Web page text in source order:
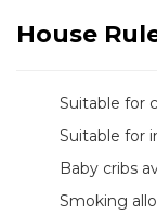
House
Suitable for
Suitable for
Baby cribs
Smoking